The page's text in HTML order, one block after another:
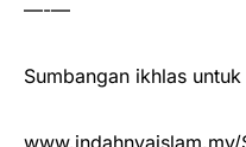
—-—
Sumbangan ikhlas